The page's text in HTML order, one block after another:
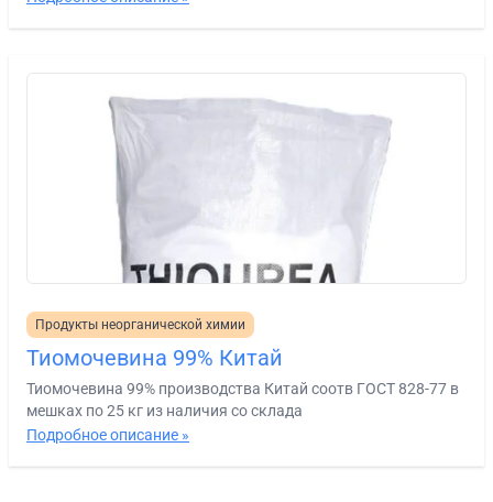
Продукты неорганической химии
Тиомочевина 99% Китай
Тиомочевина 99% производства Китай соотв ГОСТ 828-77 в
мешках по 25 кг из наличия со склада
Подробное описание »